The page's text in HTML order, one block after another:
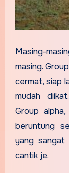
Masing-
masing.
cermat, siap
mudah
Group
beruntung
yang
cantik je.